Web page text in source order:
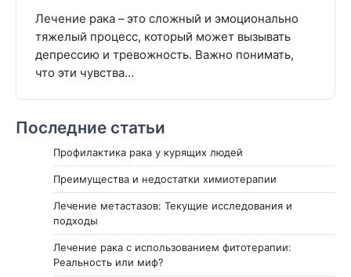
Лечение рака – это сложный и эмоционально
тяжелый процесс, который может вызывать
депрессию и тревожность. Важно понимать,
что эти чувства…
Последние статьи
Профилактика рака у курящих людей
Преимущества и недостатки химиотерапии
Лечение метастазов: Текущие исследования и
подходы
Лечение рака с использованием фитотерапии:
Реальность или миф?